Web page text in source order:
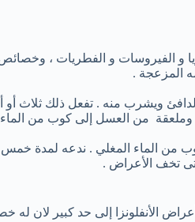
و الفيروسات و الفطريات ،
المزعجة .
ويشرب منه . تفعل ذلك ثلاث أو
وملعقة من العسل إلى كوب من
من الماء المغلي . ندعه لمدة
تخف الأعراض .
الأنفلونزا إلى حد كبير لان له